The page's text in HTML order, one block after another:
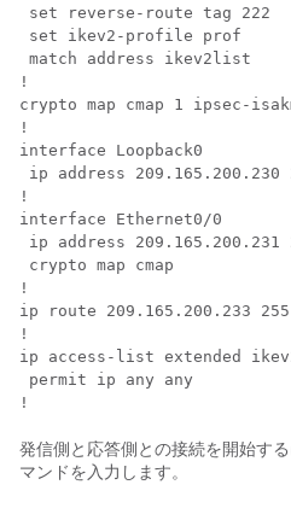
set reverse-route tag 222
set ikev2-profile prof
match address ikev2list
!
crypto map cmap 1 ipsec-
!
interface Loopback0
ip address 209.165.200.230
!
interface Ethernet0/0
ip address 209.165.200.231
crypto map cmap
!
ip route 209.165.200.233
!
ip access-list extended
permit ip any any
発信側と応答側との接続を開始す
マンドを入力します。